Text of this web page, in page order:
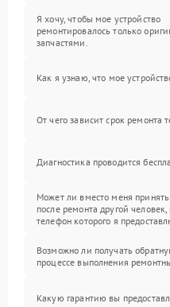
Я хочу, чтобы мое устройство
ремонтировалось только
запчастями.
Как я узнаю, что мое
От чего зависит срок ремонта
Диагностика проводится
Может ли вместо меня принять
после ремонта другой
телефон которого я
Возможно ли получать
процессе выполнения
Какую гарантию вы